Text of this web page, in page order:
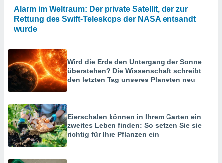
Alarm im Weltraum: Der private Satellit, der zur
Rettung des Swift-Teleskops der NASA entsandt
wurde
Wird die Erde den Untergang der Sonne
überstehen? Die Wissenschaft schreibt
den letzten Tag unseres Planeten neu
Eierschalen können in Ihrem Garten ein
zweites Leben finden: So setzen Sie sie
richtig für Ihre Pflanzen ein